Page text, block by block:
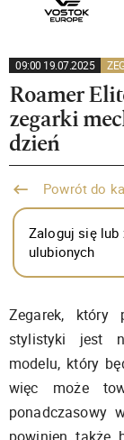
09:00 19.07.2025
Roamer
zegarki
dzień
Powrót do
Zaloguj się lub
ulubionych
Zegarek, który
stylistyki jest
modelu, który
więc może
ponadczasowy